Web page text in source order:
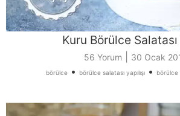
Kuru Börülce
56 Yorum 30 Ocak
börülce• börülce salatası yapılışı• börülce